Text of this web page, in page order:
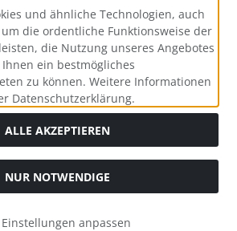
MwSt. zzgl.Versandkosten
entsprechen dem bisherigen Preis
und ähnliche Technologien, auch
die ordentliche Funktionsweise der
die Nutzung unseres Angebotes
ein bestmögliches
zu können. Weitere Informationen
Datenschutzerklärung.
ALLE AKZEPTIEREN
NUR NOTWENDIGE
anpassen